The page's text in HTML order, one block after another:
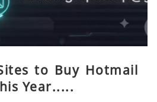
to Buy Hotmail
Year.....